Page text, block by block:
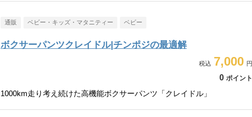
通販 ベビー・キッズ・マタニティー ベビー
ボクサーパンツクレイドル|チンポジの最適解
7,000
0 ポイント
1000km走り考え続けた高機能ボクサーパンツ「クレイドル」